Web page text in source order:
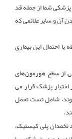
شما از جمله قد
آن و سایر علائمی که
با احتمال این بیماری
از سطح هورمون‌های
پزشک قرار می
شامل تست تحمل
تخمدان پلی کیستیک،